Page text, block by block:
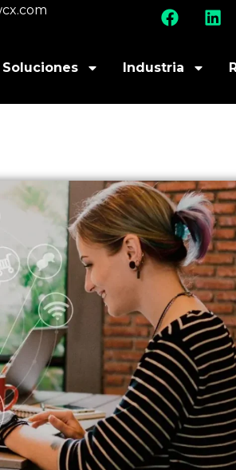
Soluciones Industria